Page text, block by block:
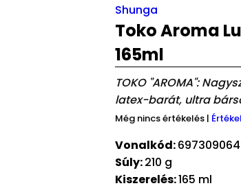
Shunga
Toko Aroma
165ml
TOKO "AROMA":
latex-barát, ultra
Még nincs értékelés |
Vonalkód:
Súly:210 g
Kiszerelés:165 ml